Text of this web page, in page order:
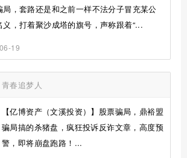
局，套路还是和之前一样不法分子冒充某公
义，打着聚沙成塔的旗号，声称跟着“...
19
青春追梦人
【亿博资产（文溪投资）】股票骗局，鼎裕盟
骗局搞的杀猪盘，疯狂投诉反诈文章，高度预
警，即将崩盘跑路！...